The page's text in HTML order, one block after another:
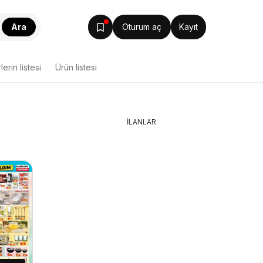
Ara Oturum aç Kayıt
listesi Ürün listesi
İLANLAR